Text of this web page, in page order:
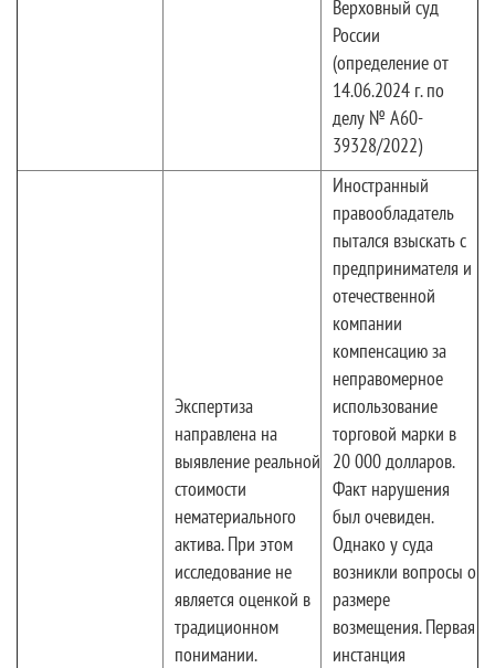
Верховный суд
России
(определение от
14.06.2024 г. по
делу № А60-
39328/2022)
Экспертиза
направлена на
выявление реальной
стоимости
нематериального
актива. При этом
исследование не
является оценкой в
традиционном
понимании.
Иностранный
правообладатель
пытался взыскать с
предпринимателя и
отечественной
компании
компенсацию за
неправомерное
использование
торговой марки в
20 000 долларов.
Факт нарушения
был очевиден.
Однако у суда
возникли вопросы о
размере
возмещения. Первая
инстанция